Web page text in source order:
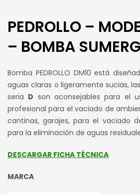
PEDROLLO –
– BOMBA
Bomba PEDROLLO DM10 está
aguas claras o ligeramente sucias,
seria D son aconsejables para el
profesional para el vaciado de
cantinas, garajes, para el vaciado
para la eliminación de aguas
DESCARGAR FICHA TÉCNICA
MARCA